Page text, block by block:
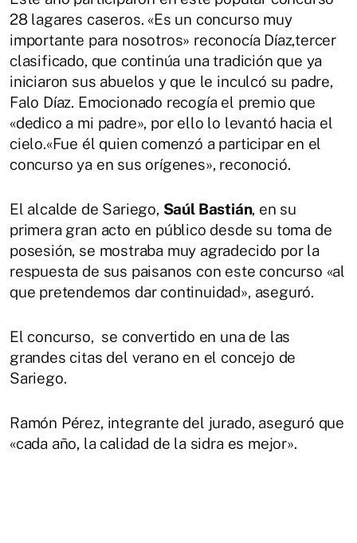
28 lagares caseros. «Es un concurso muy
importante para nosotros» reconocía Díaz,tercer
clasificado, que continúa una tradición que ya
iniciaron sus abuelos y que le inculcó su padre,
Falo Díaz. Emocionado recogía el premio que
«dedico a mi padre», por ello lo levantó hacia el
cielo.«Fue él quien comenzó a participar en el
concurso ya en sus orígenes», reconoció.
El alcalde de Sariego, Saúl Bastián, en su
primera gran acto en público desde su toma de
posesión, se mostraba muy agradecido por la
respuesta de sus paisanos con este concurso «al
que pretendemos dar continuidad», aseguró.
El concurso, se convertido en una de las
grandes citas del verano en el concejo de
Sariego.
Ramón Pérez, integrante del jurado, aseguró que
«cada año, la calidad de la sidra es mejor».